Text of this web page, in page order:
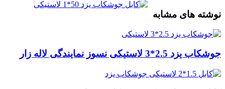
نوشته های مشابه
جوشکاب یزد 2.5*3 لاستیکی نسوز نمایندگی لاله زار